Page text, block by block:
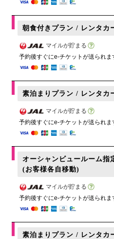
朝食付きプラン / レンタカ
マイルが貯まる
予約後すぐにe-チケットが送られま
素泊まりプラン / レンタカ
マイルが貯まる
予約後すぐにe-チケットが送られま
オーシャンビュールーム指
(お客様各自移動)
マイルが貯まる
予約後すぐにe-チケットが送られま
素泊まりプラン / レンタカ